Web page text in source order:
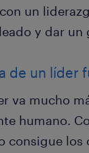
un
y dar un
de un líder
va mucho
humano.
consigue